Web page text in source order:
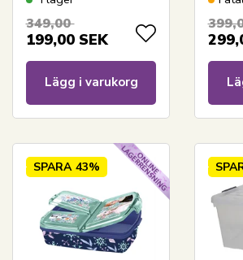
349,00
199,00 SEK
Lägg i varukorg
SPARA 43%